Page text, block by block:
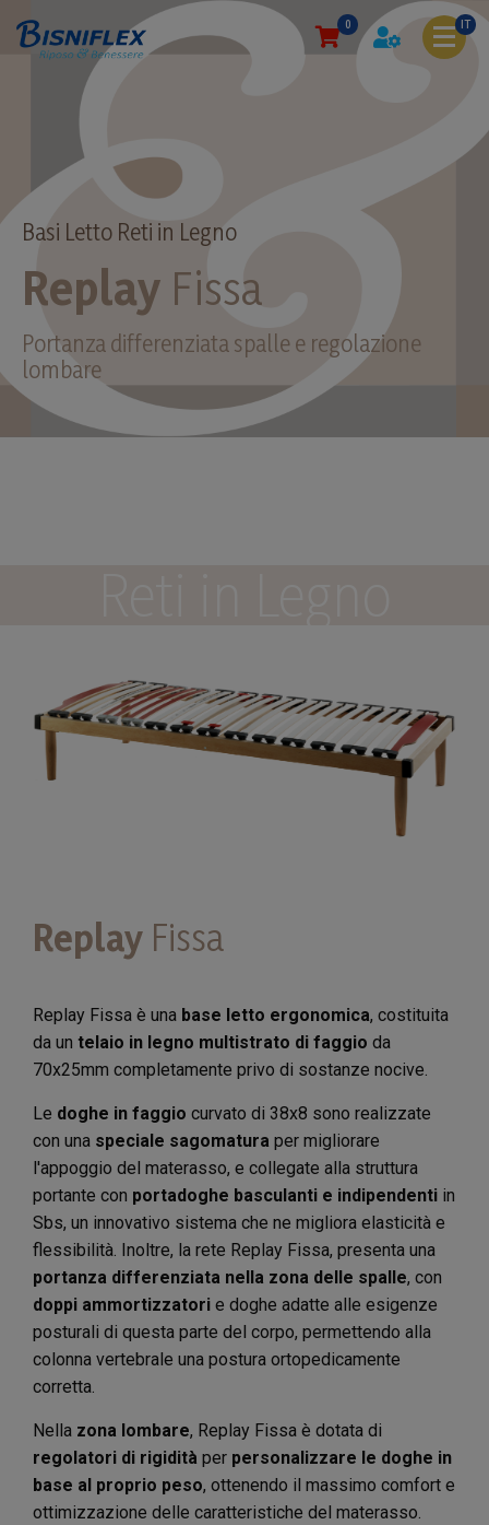
0 IT
Basi Letto Reti in Legno
ReplayFissa
Portanza differenziata spalle e regolazione
lombare
Replay Fissa
Replay Fissa è una base letto ergonomica, costituita
da un telaio in legno multistrato di faggio da
70x25mm completamente privo di sostanze nocive.
Le doghe in faggio curvato di 38x8 sono realizzate
con una speciale sagomatura per migliorare
l'appoggio del materasso, e collegate alla struttura
portante con portadoghe basculanti e indipendenti in
Sbs, un innovativo sistema che ne migliora elasticità e
flessibilità. Inoltre, la rete Replay Fissa, presenta una
portanza differenziata nella zona delle spalle, con
doppi ammortizzatori e doghe adatte alle esigenze
posturali di questa parte del corpo, permettendo alla
colonna vertebrale una postura ortopedicamente
corretta.
Nella zona lombare, Replay Fissa è dotata di
regolatori di rigidità per personalizzare le doghe in
base al proprio peso, ottenendo il massimo comfort e
ottimizzazione delle caratteristiche del materasso.